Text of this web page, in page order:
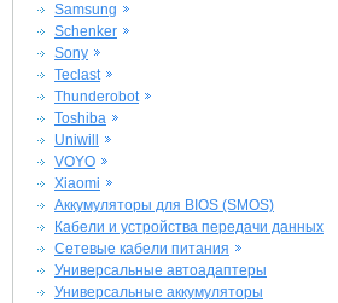
Samsung
Schenker
Sony
Teclast
Thunderobot
Toshiba
Uniwill
VOYO
Xiaomi
Аккумуляторы для BIOS (SMOS)
Кабели и устройства передачи данных
Сетевые кабели питания
Универсальные автоадаптеры
Универсальные аккумуляторы